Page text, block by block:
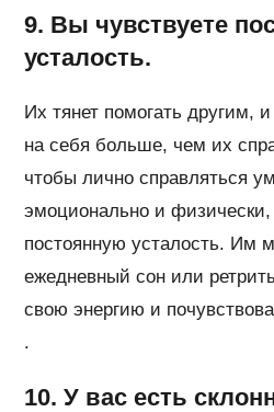
9. Вы чувствуете
усталость.
Их тянет помогать другим,
на себя больше, чем их
чтобы лично справляться
эмоционально и
постоянную усталость. Им
ежедневный сон или
свою энергию и
.
10. У вас есть